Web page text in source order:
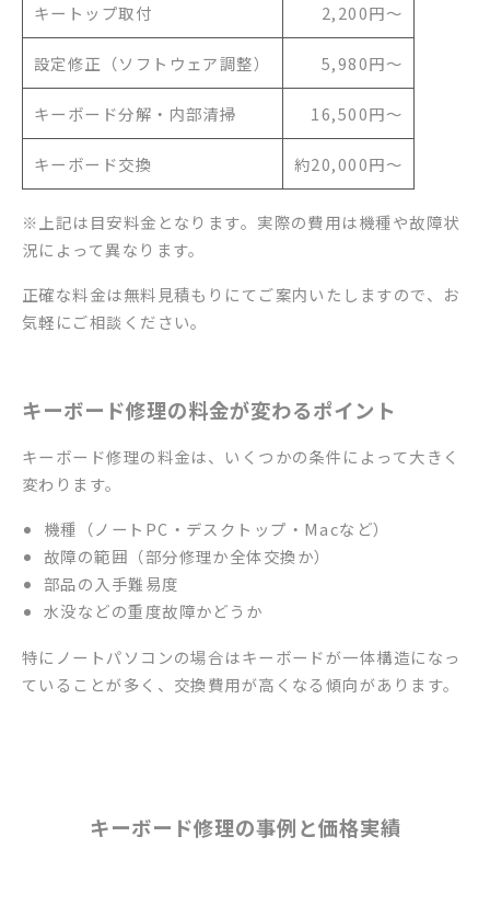
キートップ取付
2,200円～
設定修正（ソフトウェア調整） 5,980円～
キーボード分解・内部清掃 16,500円～
キーボード交換 約20,000円～
※上記は目安料金となります。実際の費用は機種や故障状
況によって異なります。
正確な料金は無料見積もりにてご案内いたしますので、お
気軽にご相談ください。
キーボード修理の料金が変わるポイント
キーボード修理の料金は、いくつかの条件によって大きく
変わります。
機種（ノートPC・デスクトップ・Macなど）
故障の範囲（部分修理か全体交換か）
部品の入手難易度
水没などの重度故障かどうか
特にノートパソコンの場合はキーボードが一体構造になっ
ていることが多く、交換費用が高くなる傾向があります。
キーボード修理の事例と価格実績